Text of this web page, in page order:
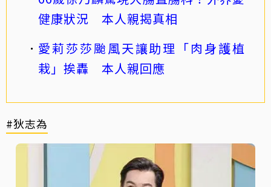
健康狀況 本人親揭真相
愛莉莎莎颱風天讓助理「肉身護植
栽」挨轟 本人親回應
#狄志為